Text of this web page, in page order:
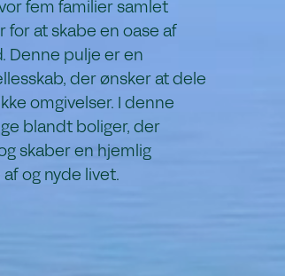
fem familier samlet
for at skabe en oase af
Denne pulje er en
der ønsker at dele
omgivelser. I denne
blandt boliger, der
skaber en hjemlig
og nyde livet.